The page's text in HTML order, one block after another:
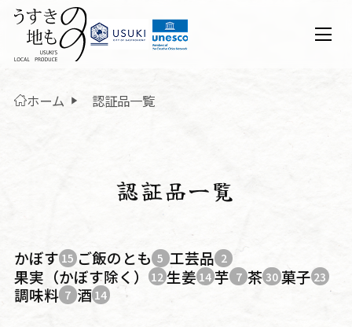
ホーム 認証品一覧
認証品一覧
かぼす 15 ご飯のとも 5 工芸品 2
果実（かぼす除く） 12生姜 14 芋 7 茶30菓子 23
調味料 7 酒 14